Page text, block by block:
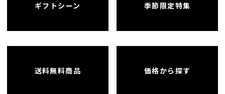
ギフトシーン 季節限定特集
送料無料商品 価格から探す